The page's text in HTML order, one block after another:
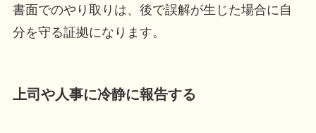
書面でのやり取りは、後で誤解が生じた場合に自
分を守る証拠になります。
上司や人事に冷静に報告する